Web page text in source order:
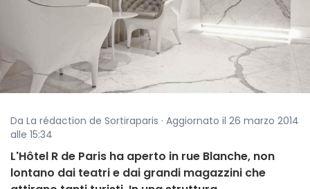
Da La rédaction de Sortiraparis · Aggiornato il 26 marzo 2014
alle 15:34
L'Hôtel R de Paris ha aperto in rue Blanche, non
lontano dai teatri e dai grandi magazzini che